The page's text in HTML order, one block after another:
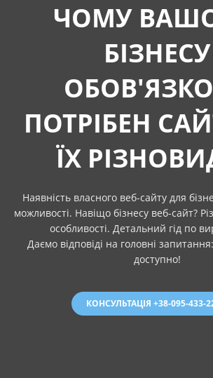
ЧОМУ
БІЗНЕСУ
ПОТРІБЕН
ЇХ
Наявність власного веб-сайту для
можливості. Навіщо бізнесу веб-сайт?
особливості. Детальний гід по
Даємо відповіді на головні
доступно!
КОНСУЛЬТАЦІЯ +38-095-433-